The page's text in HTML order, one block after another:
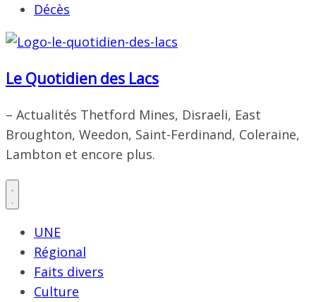
Décès
Le Quotidien des Lacs
– Actualités Thetford Mines, Disraeli, East
Broughton, Weedon, Saint-Ferdinand, Coleraine,
Lambton et encore plus.
UNE
Régional
Faits divers
Culture